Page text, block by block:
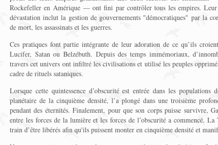
Rockefeller en Amérique — ont fini par contrôler tous les empires. Leur
dévastation inclut la gestion de gouvernements "démocratiques" par la
de mort, les assassinats et les guerres.
Ces pratiques font partie intégrante de leur adoration de ce qu’ils
Lucifer, Satan ou Belzébuth. Depuis des temps immémoriaux,
travers cet univers ont infiltré les civilisations et utilisé les peuples
cadre de rituels sataniques.
Lorsque cette quintessence d’obscurité est entrée dans les
planétaire de la cinquième densité, l’a plongé dans une troisième
pendant des éternités. Finalement, pour que son corps puisse survivre,
entre les forces de la lumière et les forces de l’obscurité a commencé. La
train d’être libérés afin qu'ils puissent monter en cinquième densité et